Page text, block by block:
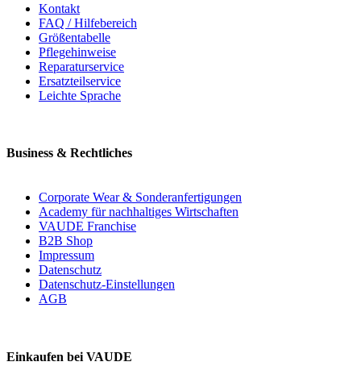
Kontakt
FAQ / Hilfebereich
Größentabelle
Pflegehinweise
Reparaturservice
Ersatzteilservice
Leichte Sprache
Business & Rechtliches
Corporate Wear & Sonderanfertigungen
Academy für nachhaltiges Wirtschaften
VAUDE Franchise
B2B Shop
Impressum
Datenschutz
Datenschutz-Einstellungen
AGB
Einkaufen bei VAUDE